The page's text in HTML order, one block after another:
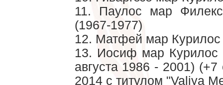
11. Паулос мар
(1967-1977)
12. Матфей мар Курилос
13. Иосиф мар Курилос
августа 1986 - 2001)
2014 с титулом "Valiya